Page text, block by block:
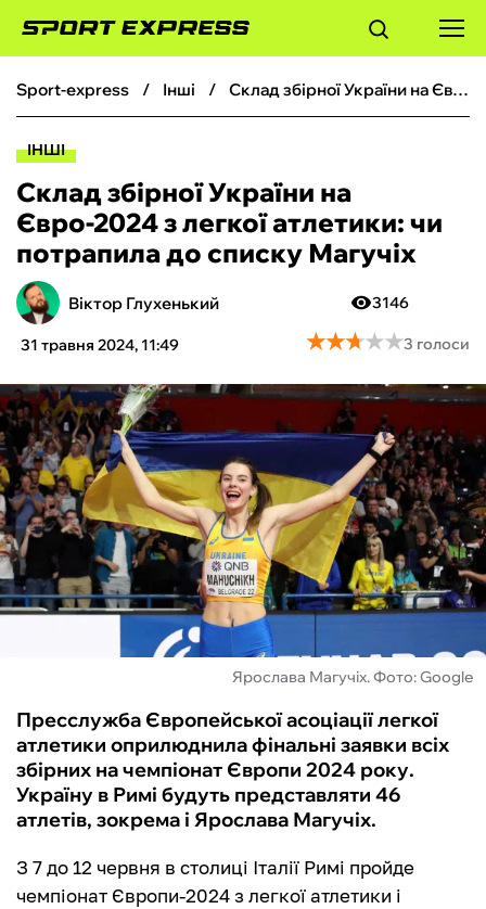
ФУТБОЛ
БОКС
ХОКЕЙ
ТЕНІС
КІБЕРСПОРТ
ЧС-2026
ФУТЗАЛ
ІНШІ
БУКМЕКЕРИ
sport-express інші Склад збірної України на Євро-2024 з легкої атлетики: чи потрапила до списку Магучіх
ІНШІ
Склад збірної України на
Євро-2024 з легкої атлетики: чи
потрапила до списку Магучіх
Віктор Глухенький
31 травня 2024, 11:49
3146
★★★★★
★★★★★3 голоси
Ярослава Магучіх. Фото: Google
Пресслужба Європейської асоціації легкої
атлетики оприлюднила фінальні заявки всіх
збірних на чемпіонат Європи 2024 року.
Україну в Римі будуть представляти 46
атлетів, зокрема і Ярослава Магучіх.
З 7 до 12 червня в столиці Італії Римі пройде
чемпіонат Європи-2024 з легкої атлетики і